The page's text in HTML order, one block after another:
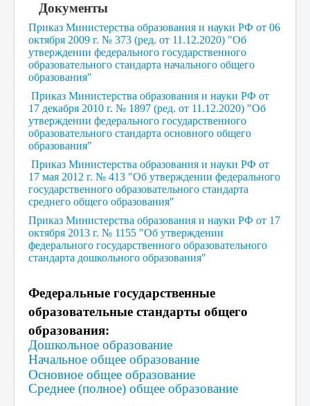
РИП-ИнКО
Методическая копилка
Конкурсы и проекты
Российское движение школьников
Юнармия
Разговор о важном
Детский оздоровительный лагерь
Великая ПОБЕДА
Опалённые войной
Программа воспитания
ГТО
Безопасность
Театр
Документы
Приказ Министерства образования и науки РФ от 06
октября 2009 г. № 373 (ред. от 11.12.2020) "Об
утверждении федерального государственного
образовательного стандарта начального общего
образования"
Приказ Министерства образования и науки РФ от
17 декабря 2010 г. № 1897 (ред. от 11.12.2020) "Об
утверждении федерального государственного
образовательного стандарта основного общего
образования"
Приказ Министерства образования и науки РФ от
17 мая 2012 г. № 413 "Об утверждении федерального
государственного образовательного стандарта
среднего общего образования"
Приказ Министерства образования и науки РФ от 17
октября 2013 г. № 1155 "Об утверждении
федерального государственного образовательного
стандарта дошкольного образования"
Федеральные государственные
образовательные стандарты общего
образования:
Дошкольное образование
Начальное общее образование
Основное общее образование
Среднее (полное) общее образование